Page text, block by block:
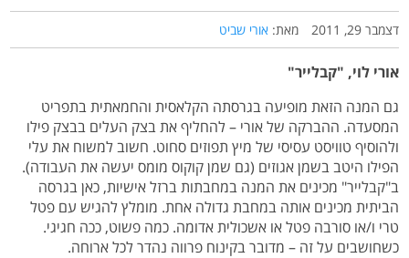
דצמבר 29, 2011 מאת: אורי שביט
אורי לוי, "קבלייר"
גם המנה הזאת מופיעה בגרסתה הקלאסית והחמאתית בתפריט
המסעדה. ההברקה של אורי – להחליף את בצק העלים בבצק פילו
ולהוסיף טוויסט עסיסי של מיץ תפוזים סחוט. חשוב למשוח את עלי
הפילו היטב בשמן אגוזים (גם שמן קוקוס מומס יעשה את העבודה).
ב"קבלייר" מכינים את המנה במחבתות ברזל אישיות, כאן בגרסה
הביתית מכינים אותה במחבת גדולה אחת. מומלץ להגיש עם פטל
טרי ו/או סורבה פטל או אשכולית אדומה. כמה פשוט, ככה חגיגי.
כשחושבים על זה – מדובר בקינוח פרווה נהדר לכל ארוחה.